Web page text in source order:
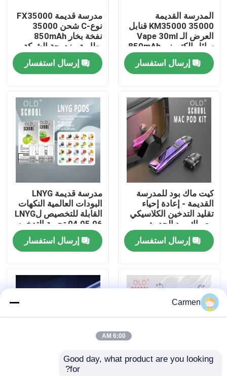
المنتجات
أشرطة فيديو
جولة في المعمل
ضبط الجودة
اتصل بنا
طلب اقتباس
المدرسة القديمة
KM35000 35000 قنابل
العرض الـ Vape 30ml
سائل إلكتروني 850mAh
بطارية كوب مزدوج
الشبكة تدفق الهواء
القابل للتعديل
إرسال استفسار
مدرسة قديمة FX35000
نوع-C شحن 35000
نفخة بخار 850mAh
بطارية مزدوجة الشبكة
لفائف التدفق الهوائي
قابل للتعديل نكهة 10
نكهات
إرسال استفسار
كيت ماك بود للمدرسة
القديمة - إعادة إحياء
تقليد التدخين الكلاسيكي
مع ماك بود الحديث ،
المصنوع للنكهة النقية
وسهولة الاستخدام
إرسال استفسار
مدرسة قديمة LNYG
البودات العالمية النكهات
القابلة للتخصيص لLNYG
04 05 06 تجربة التدخين
السلسة
إرسال استفسار
Carmen
6:00 AM
Good day, what product are you looking
for?